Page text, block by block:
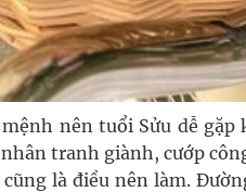
nên tuổi Sửu dễ
tranh giành, cướp
là điều nên làm.